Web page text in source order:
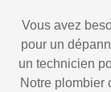
Vous avez
pour un
un technicien
Notre plombier